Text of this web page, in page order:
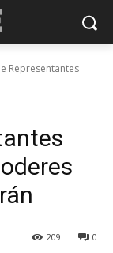
Representantes
0
209